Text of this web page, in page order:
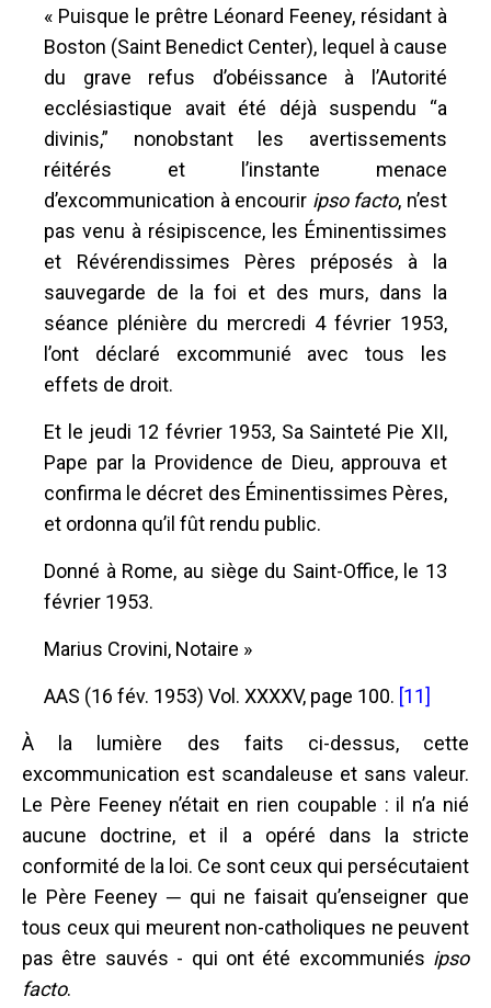
« Puisque le prêtre Léonard Feeney, résidant à
Boston (Saint Benedict Center), lequel à cause
du grave refus d’obéissance à l’Autorité
ecclésiastique avait été déjà suspendu “a
divinis,” nonobstant les avertissements
réitérés et l’instante menace
d’excommunication à encourir ipso facto, n’est
pas venu à résipiscence, les Éminentissimes
et Révérendissimes Pères préposés à la
sauvegarde de la foi et des murs, dans la
séance plénière du mercredi 4 février 1953,
l’ont déclaré excommunié avec tous les
effets de droit.
Et le jeudi 12 février 1953, Sa Sainteté Pie XII,
Pape par la Providence de Dieu, approuva et
confirma le décret des Éminentissimes Pères,
et ordonna qu’il fût rendu public.
Donné à Rome, au siège du Saint-Office, le 13
février 1953.
Marius Crovini, Notaire »
AAS (16 fév. 1953) Vol. XXXXV, page 100. [11]
À la lumière des faits ci-dessus, cette
excommunication est scandaleuse et sans valeur.
Le Père Feeney n’était en rien coupable : il n’a nié
aucune doctrine, et il a opéré dans la stricte
conformité de la loi. Ce sont ceux qui persécutaient
le Père Feeney ─ qui ne faisait qu’enseigner que
tous ceux qui meurent non-catholiques ne peuvent
pas être sauvés - qui ont été excommuniés ipso
facto.